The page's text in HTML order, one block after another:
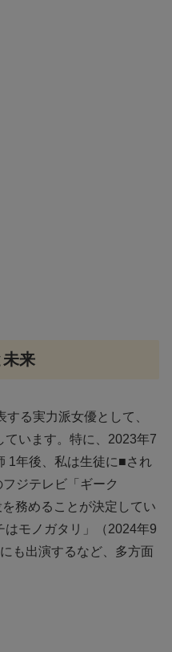
来
る実力派女優として、
います。特に、2023年7
1年後、私は生徒に■され
ジテレビ「ギーク
務めることが決定してい
はモノガタリ」（2024年9
も出演するなど、多方面